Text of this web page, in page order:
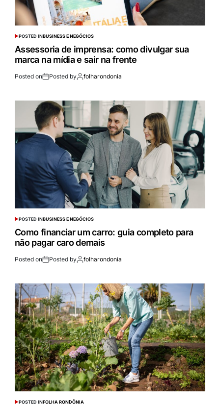
POSTED INBUSINESS E NEGÓCIOS
Assessoria de imprensa: como divulgar sua
marca na mídia e sair na frente
Posted on Posted by folharondonia
POSTED INBUSINESS E NEGÓCIOS
Como financiar um carro: guia completo para
não pagar caro demais
Posted on Posted by folharondonia
POSTED INFOLHA RONDÔNIA